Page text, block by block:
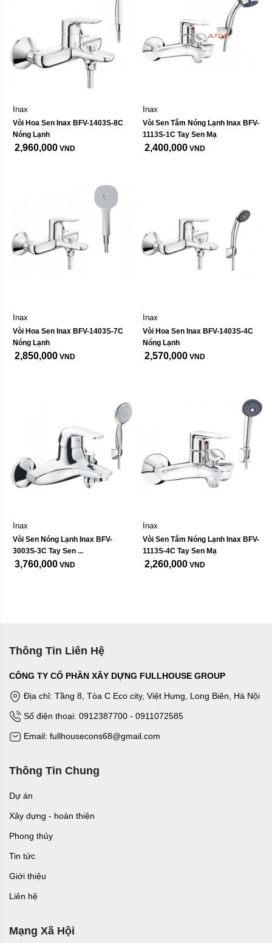
Inax
Vòi Hoa Sen Inax BFV-1403S-8C
Nóng Lạnh
2,960,000 VND
Inax
Vòi Sen Tắm Nóng Lạnh Inax BFV-
1113S-1C Tay Sen Mạ
2,400,000 VND
Inax
Vòi Hoa Sen Inax BFV-1403S-7C
Nóng Lạnh
2,850,000 VND
Inax
Vòi Hoa Sen Inax BFV-1403S-4C
Nóng Lạnh
2,570,000 VND
Inax
Vòi Sen Nóng Lạnh Inax BFV-
3003S-3C Tay Sen ...
3,760,000 VND
Inax
Vòi Sen Tắm Nóng Lạnh Inax BFV-
1113S-4C Tay Sen Mạ
2,260,000 VND
Thông Tin Liên Hệ
CÔNG TY CỔ PHẦN XÂY DỰNG FULLHOUSE GROUP
Địa chỉ: Tầng 8, Tòa C Eco city, Việt Hưng, Long Biên, Hà Nội
Số điện thoại: 0912387700 - 0911072585
Email: fullhousecons68@gmail.com
Thông Tin Chung
Dự án
Xây dựng - hoàn thiện
Phong thủy
Tin tức
Giới thiệu
Liên hệ
Mạng Xã Hội